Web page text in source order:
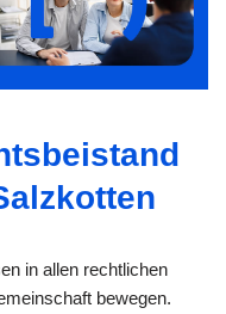
in allen rechtlichen
bewegen.